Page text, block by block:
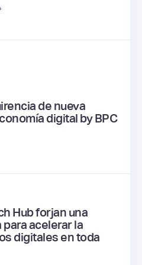
de nueva
digital by BPC
Hub forjan una
acelerar la
digitales en toda